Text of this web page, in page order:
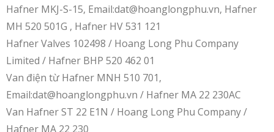
Hafner MKJ-S-15, Email:dat@hoanglongphu.vn, Hafner
MH 520 501G , Hafner HV 531 121
Hafner Valves 102498 / Hoang Long Phu Company
Limited / Hafner BHP 520 462 01
Van điện từ Hafner MNH 510 701,
Email:dat@hoanglongphu.vn / Hafner MA 22 230AC
Van Hafner ST 22 E1N / Hoang Long Phu Company /
Hafner MA 22 230